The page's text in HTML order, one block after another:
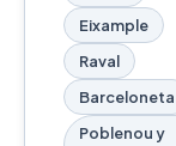
Eixample
Raval
Barceloneta
Poblenou y